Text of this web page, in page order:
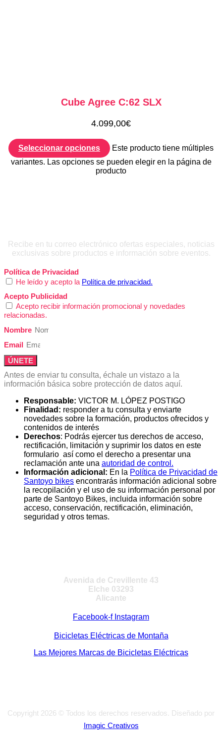
Cube Agree C:62 SLX
4.099,00€
Seleccionar opciones
Este producto tiene múltiples
variantes. Las opciones se pueden elegir en la página de
producto
Recibe en tu correo electrónico ofertas especiales, noticias
exclusivas sobre productos e información sobre eventos.
Política de Privacidad
He leído y acepto la Política de privacidad.
Acepto Publicidad
Acepto recibir información promocional y novedades
relacionadas.
Nombre
Email
ÚNETE
Antes de enviar tu consulta, échale un vistazo a la
información básica sobre protección de datos aquí.
Responsable: VICTOR M. LÓPEZ POSTIGO
Finalidad: responder a tu consulta y enviarte
novedades sobre la formación, productos ofrecidos y
contenidos de interés
Derechos: Podrás ejercer tus derechos de acceso,
rectificación, limitación y suprimir los datos en este
formulario así como el derecho a presentar una
reclamación ante una autoridad de control.
Información adicional: En la Política de Privacidad de
Santoyo bikes encontrarás información adicional sobre
la recopilación y el uso de su información personal por
parte de Santoyo Bikes, incluida información sobre
acceso, conservación, rectificación, eliminación,
seguridad y otros temas.
Avenida de Crevillente 43
Elche 03293
Alicante
Facebook-f Instagram
Bicicletas Eléctricas de Montaña
Las Mejores Marcas de Bicicletas Eléctricas
Copyright 2026 © Todos los derechos reservados. Diseñado por
Imagic Creativos